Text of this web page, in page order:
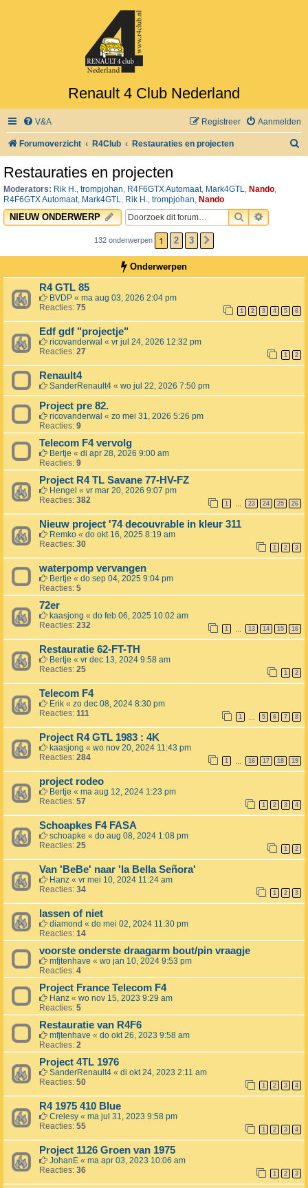
Renault 4 Club Nederland
V&A Aanmelden
Registreer
Forumoverzicht R4Club Restauraties en projecten
Restauraties en projecten
Moderators: Rik H., trompjohan, R4F6GTX Automaat, Mark4GTL, Nando,
R4F6GTX Automaat, Mark4GTL, Rik H., trompjohan, Nando
NIEUW ONDERWERP ZOEK
132 onderwerpen 1 2 3
Onderwerpen
R4 GTL 85
BVDP « ma aug 03, 2026 2:04 pm
Reacties: 75 1 2 3 4 5 6
Edf gdf "projectje"
ricovanderwal « vr jul 24, 2026 12:32 pm
Reacties: 27 1 2
Renault4
SanderRenault4 « wo jul 22, 2026 7:50 pm
Project pre 82.
ricovanderwal « zo mei 31, 2026 5:26 pm
Reacties: 9
Telecom F4 vervolg
Bertje « di apr 28, 2026 9:00 am
Reacties: 9
Project R4 TL Savane 77-HV-FZ
Hengel « vr mar 20, 2026 9:07 pm
Reacties: 382 1 … 23 24 25 26
Nieuw project '74 decouvrable in kleur 311
Remko « do okt 16, 2025 8:19 am
Reacties: 30 1 2 3
waterpomp vervangen
Bertje « do sep 04, 2025 9:04 pm
Reacties: 5
72er
kaasjong « do feb 06, 2025 10:02 am
Reacties: 232 1 … 13 14 15 16
Restauratie 62-FT-TH
Bertje « vr dec 13, 2024 9:58 am
Reacties: 25 1 2
Telecom F4
Erik « zo dec 08, 2024 8:30 pm
Reacties: 111 1 … 5 6 7 8
Project R4 GTL 1983 : 4K
kaasjong « wo nov 20, 2024 11:43 pm
Reacties: 284 1 … 16 17 18 19
project rodeo
Bertje « ma aug 12, 2024 1:23 pm
Reacties: 57 1 2 3 4
Schoapkes F4 FASA
schoapke « do aug 08, 2024 1:08 pm
Reacties: 25 1 2
Van 'BeBe' naar 'la Bella Señora'
Hanz « vr mei 10, 2024 11:24 am
Reacties: 34 1 2 3
lassen of niet
diamond « do mei 02, 2024 11:30 pm
Reacties: 14
voorste onderste draagarm bout/pin vraagje
mfjtenhave « wo jan 10, 2024 9:53 pm
Reacties: 4
Project France Telecom F4
Hanz « wo nov 15, 2023 9:29 am
Reacties: 5
Restauratie van R4F6
mfjtenhave « do okt 26, 2023 9:58 am
Reacties: 2
Project 4TL 1976
SanderRenault4 « di okt 24, 2023 2:11 am
Reacties: 50 1 2 3 4
R4 1975 410 Blue
Crelesy « ma jul 31, 2023 9:58 pm
Reacties: 55 1 2 3 4
Project 1126 Groen van 1975
JohanE « ma apr 03, 2023 10:06 am
Reacties: 36 1 2 3